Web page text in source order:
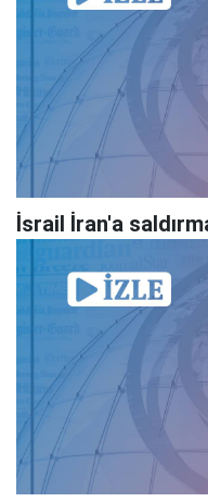
İsrail İran'a